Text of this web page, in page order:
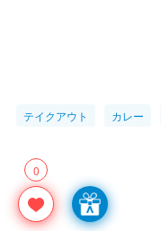
テイクアウト カレー
0